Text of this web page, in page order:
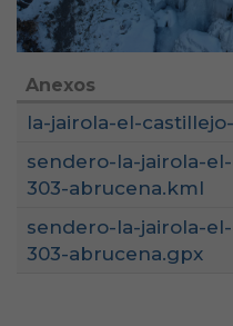
Anexos
la-jairola-el-
sendero-la-jairola-
303-abrucena.kml
sendero-la-jairola-
303-abrucena.gpx